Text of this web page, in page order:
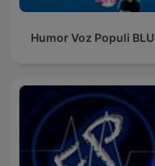
Humor Voz Populi BLU